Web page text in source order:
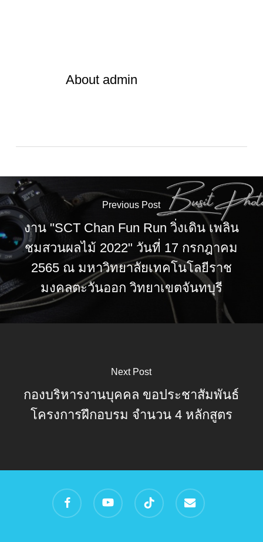
Aboutadmin
Previous Post
งาน "SCT Chan Fun Run วิ่งเดิน เพลิน
ชมสวนผลไม้ 2022" วันที่ 17 กรกฎาคม
2565 ณ มหาวิทยาลัยเทคโนโลยีราช
มงคลตะวันออก วิทยาเขตจันทบุรี
Next Post
กองบริหารงานบุคคล ขอประชาสัมพันธ์
โครงการฝึกอบรม จำนวน 4 หลักสูตร
facebook youtube tiktok email